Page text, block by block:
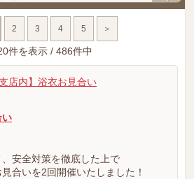
2 3 4 5 ＞
件を表示 / 486件中
い
安全対策を徹底した上で
合いを2回開催いたしました！